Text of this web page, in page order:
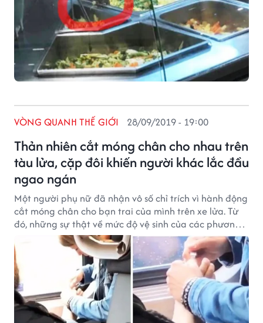
Thản nhiên cắt móng chân cho nhau trên
tàu lửa, cặp đôi khiến người khác lắc đầu
ngao ngán
VÒNG QUANH THẾ GIỚI 28/09/2019 - 19:00
Một người phụ nữ đã nhận vô số chỉ trích vì hành động
cắt móng chân cho bạn trai của mình trên xe lửa. Từ
đó, những sự thật về mức độ vệ sinh của các phương
tiện công cộng cũng được tiết lộ.